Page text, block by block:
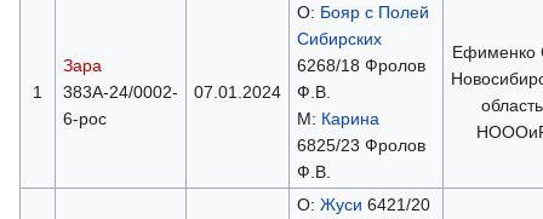
1
Зара
383А-24/0002-
6-рос
07.01.2024
О: Бояр с Полей
Сибирских
6268/18 Фролов
Ф.В.
М: Карина
6825/23 Фролов
Ф.В.
Ефименко
область
О: Жуси 6421/20